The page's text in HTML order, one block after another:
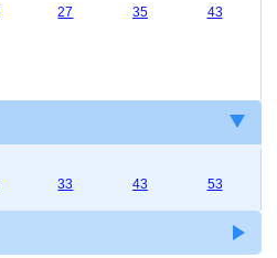
27 35 43
33 43 53